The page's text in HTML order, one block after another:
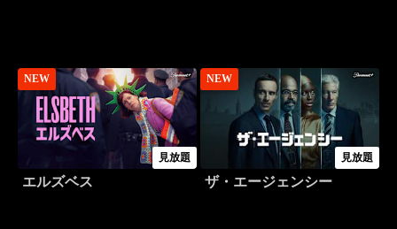
NEW
見放題
エルズベス
NEW
見放題
ザ・エージェンシー